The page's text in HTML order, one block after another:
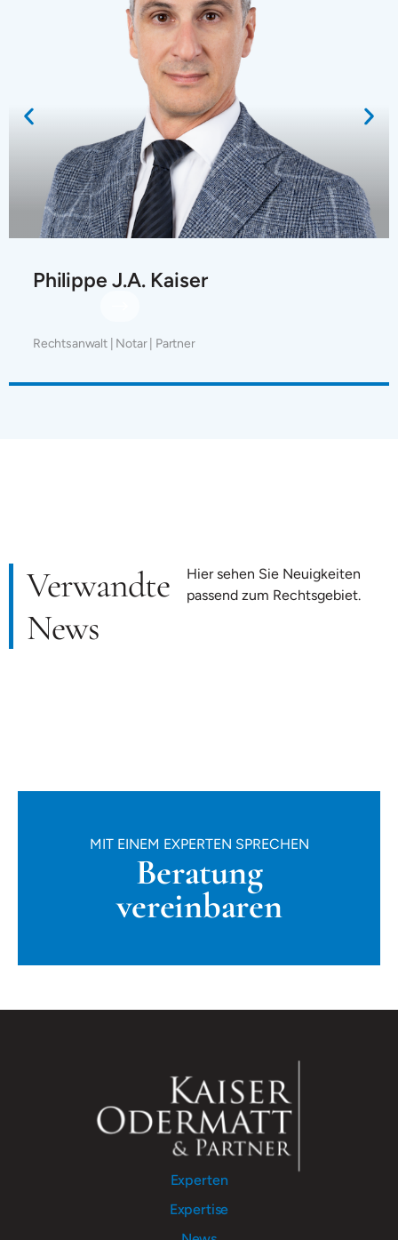
Philippe J.A. Kaiser
Rechtsanwalt | Notar | Partner
Verwandte
News
Hier sehen Sie Neuigkeiten
passend zum Rechtsgebiet.
MIT EINEM EXPERTEN SPRECHEN
Beratung
vereinbaren
Experten
Expertise